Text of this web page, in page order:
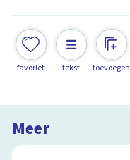
favoriet tekst toevoegen
Meer